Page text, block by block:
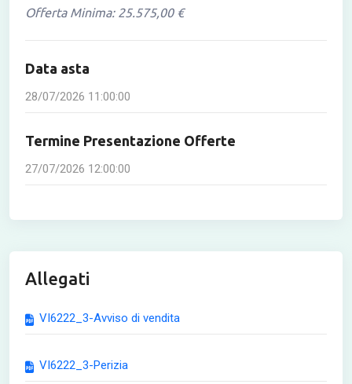
Offerta Minima: 25.575,00 €
Data asta
28/07/2026 11:00:00
Termine Presentazione Offerte
27/07/2026 12:00:00
Allegati
VI6222_3-Avviso di vendita
VI6222_3-Perizia